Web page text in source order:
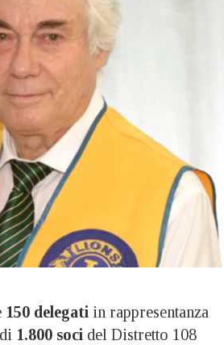
150 delegati in rappresentanza
1.800 soci del Distretto 108